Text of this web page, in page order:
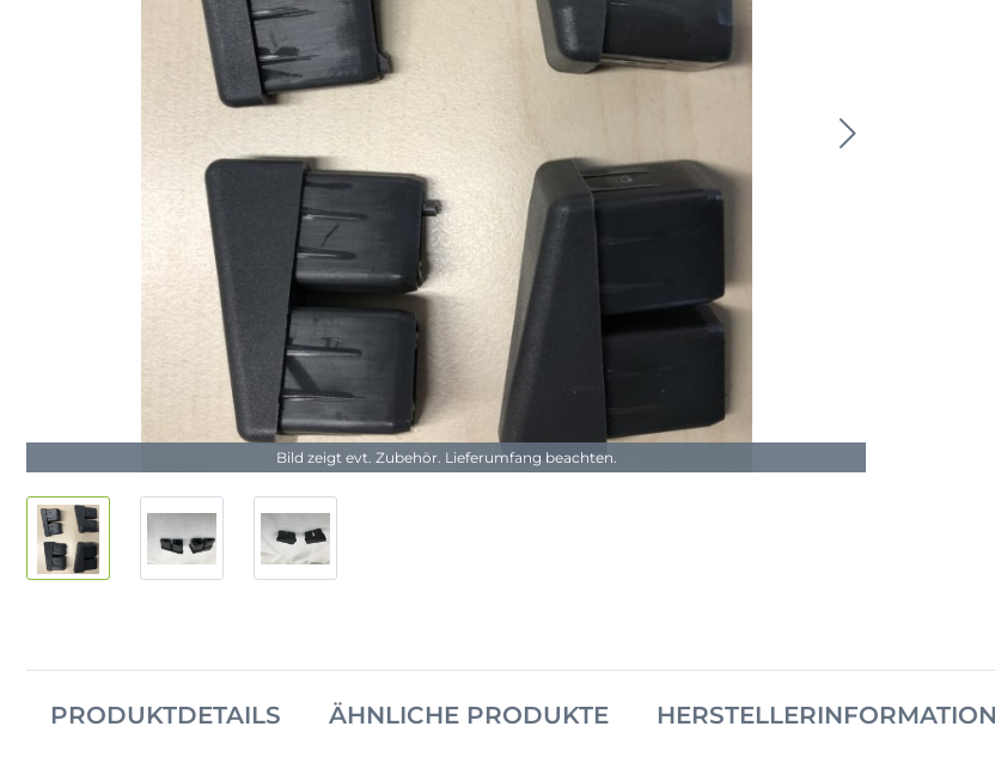
Bild zeigt evt. Zubehör. Lieferumfang beachten.
PRODUKTDETAILS ÄHNLICHE PRODUKTE